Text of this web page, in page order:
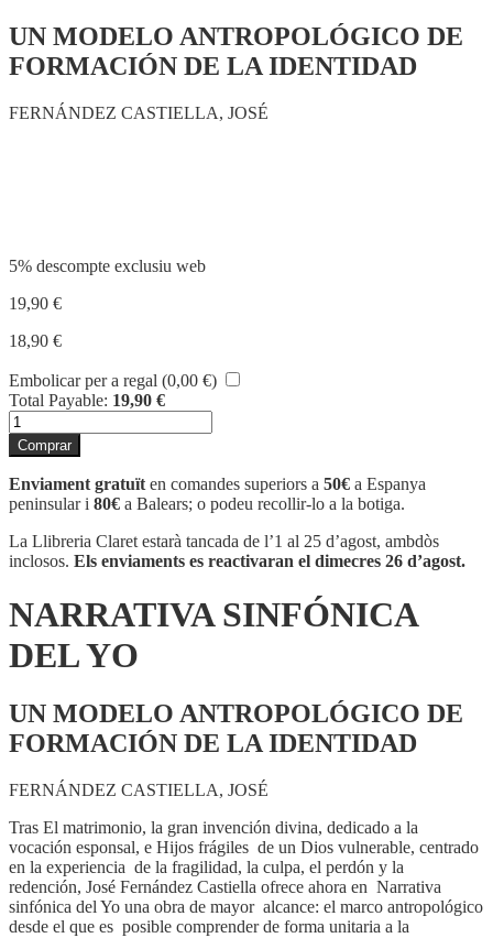
UN MODELO ANTROPOLÓGICO DE
FORMACIÓN DE LA IDENTIDAD
FERNÁNDEZ CASTIELLA, JOSÉ
5% descompte exclusiu web
19,90 €
18,90 €
Embolicar per a regal (0,00 €)
Total Payable: 19,90 €
quantitat
de
NARRATIVA
SINFÓNICA
DEL
YO
Comprar
Enviament gratuït en comandes superiors a 50€ a Espanya
peninsular i 80€ a Balears; o podeu recollir-lo a la botiga.
La Llibreria Claret estarà tancada de l’1 al 25 d’agost, ambdòs
inclosos. Els enviaments es reactivaran el dimecres 26 d’agost.
NARRATIVA SINFÓNICA
DEL YO
UN MODELO ANTROPOLÓGICO DE
FORMACIÓN DE LA IDENTIDAD
FERNÁNDEZ CASTIELLA, JOSÉ
Tras El matrimonio, la gran invención divina, dedicado a la
vocación esponsal, e Hijos frágiles de un Dios vulnerable, centrado
en la experiencia de la fragilidad, la culpa, el perdón y la
redención, José Fernández Castiella ofrece ahora en Narrativa
sinfónica del Yo una obra de mayor alcance: el marco antropológico
desde el que es posible comprender de forma unitaria a la